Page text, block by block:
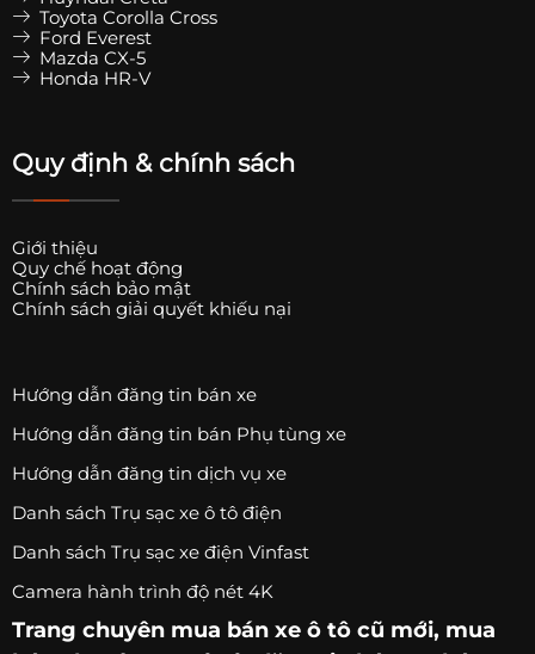
Toyota Corolla Cross
Ford Everest
Mazda CX-5
Honda HR-V
Quy định & chính sách
Giới thiệu
Quy chế hoạt động
Chính sách bảo mật
Chính sách giải quyết khiếu nại
Hướng dẫn đăng tin bán xe
Hướng dẫn đăng tin bán Phụ tùng xe
Hướng dẫn đăng tin dịch vụ xe
Danh sách Trụ sạc xe ô tô điện
Danh sách Trụ sạc xe điện Vinfast
Camera hành trình độ nét 4K
Trang chuyên mua bán xe ô tô cũ mới, mua